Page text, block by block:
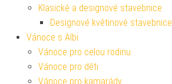
Klasické a designové stavebnice
Designové květinové stavebnice
Vánoce s Albi
Vánoce pro celou rodinu
Vánoce pro děti
Vánoce pro kamarády